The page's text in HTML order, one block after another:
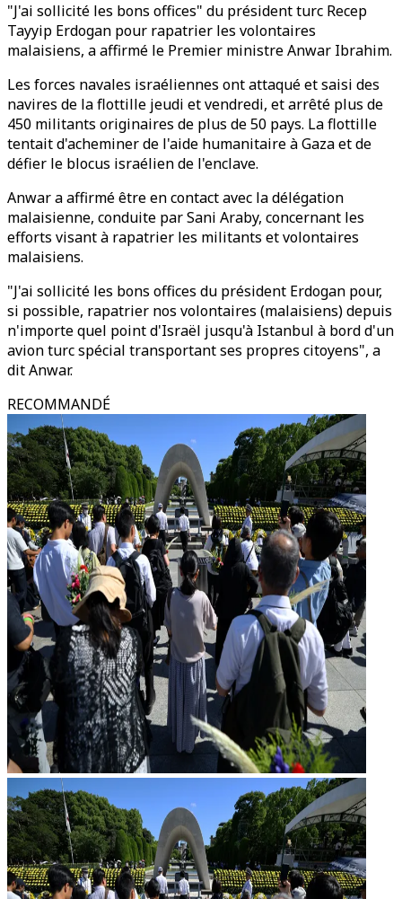
"J'ai sollicité les bons offices" du président turc Recep
Tayyip Erdogan pour rapatrier les volontaires
malaisiens, a affirmé le Premier ministre Anwar Ibrahim.
Les forces navales israéliennes ont attaqué et saisi des
navires de la flottille jeudi et vendredi, et arrêté plus de
450 militants originaires de plus de 50 pays. La flottille
tentait d'acheminer de l'aide humanitaire à Gaza et de
défier le blocus israélien de l'enclave.
Anwar a affirmé être en contact avec la délégation
malaisienne, conduite par Sani Araby, concernant les
efforts visant à rapatrier les militants et volontaires
malaisiens.
"J'ai sollicité les bons offices du président Erdogan pour,
si possible, rapatrier nos volontaires (malaisiens) depuis
n'importe quel point d'Israël jusqu'à Istanbul à bord d'un
avion turc spécial transportant ses propres citoyens", a
dit Anwar.
RECOMMANDÉ